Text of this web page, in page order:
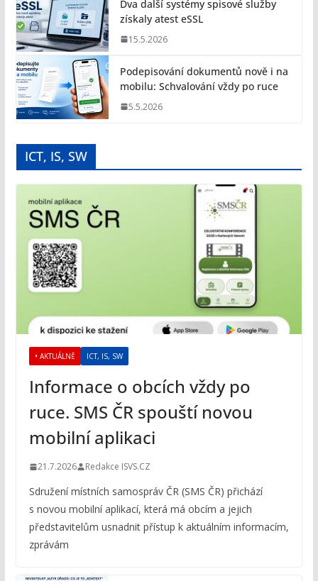
Dva další systémy spisové služby
získaly atest eSSL
15.5.2026
Podepisování dokumentů nově i na
mobilu: Schvalování vždy po ruce
5.5.2026
ICT, IS, SW
• AKTUÁLNĚ ICT, IS, SW
Informace o obcích vždy po
ruce. SMS ČR spouští novou
mobilní aplikaci
21.7.2026 Redakce ISVS.CZ
Sdružení místních samospráv ČR (SMS ČR) přichází
s novou mobilní aplikací, která má obcím a jejich
představitelům usnadnit přístup k aktuálním informacím,
zprávám